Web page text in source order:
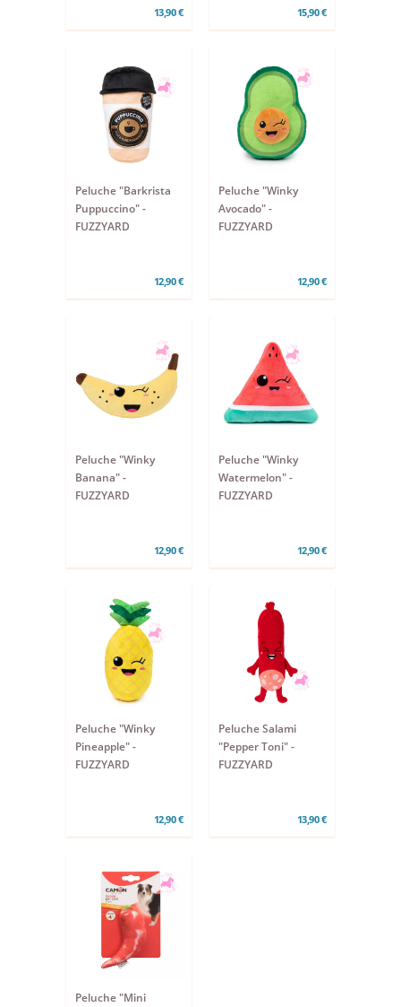
13,90 € 15,90 €
Peluche "Barkrista
Puppuccino" -
FUZZYARD
12,90 €
Peluche "Winky
Avocado" -
FUZZYARD
12,90 €
Peluche "Winky
Banana" -
FUZZYARD
12,90 €
Peluche "Winky
Watermelon" -
FUZZYARD
12,90 €
Peluche "Winky
Pineapple" -
FUZZYARD
12,90 €
Peluche Salami
"Pepper Toni" -
FUZZYARD
13,90 €
Peluche "Mini